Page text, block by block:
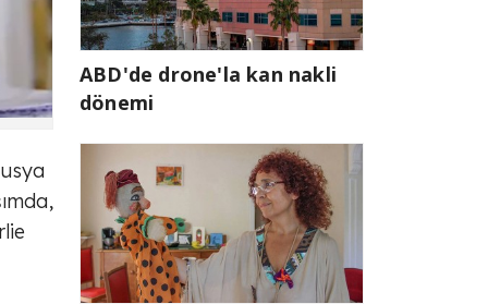
ABD'de drone'la kan nakli
dönemi